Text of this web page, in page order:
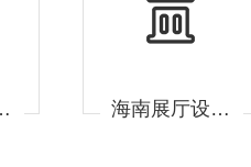
承建 海南展厅设计施工